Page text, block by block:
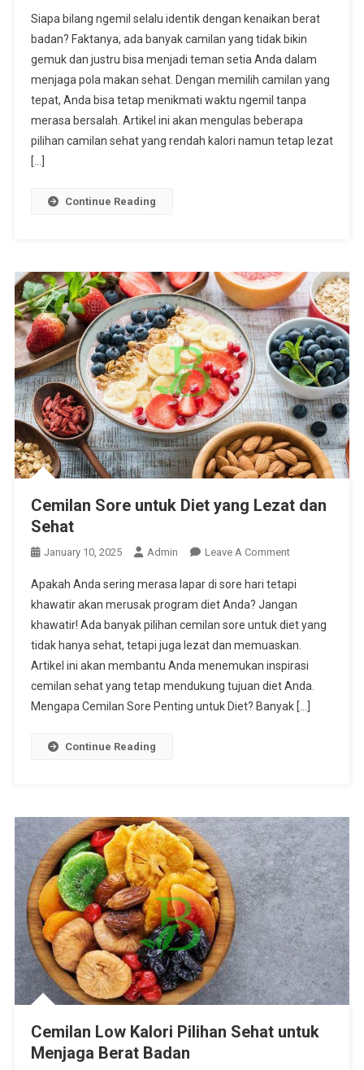
Camilan
Yang
Tidak
Bikin
Gemuk
Agar
Ngemil
Siapa bilang ngemil selalu identik dengan kenaikan berat
badan? Faktanya, ada banyak camilan yang tidak bikin
gemuk dan justru bisa menjadi teman setia Anda dalam
menjaga pola makan sehat. Dengan memilih camilan yang
tepat, Anda bisa tetap menikmati waktu ngemil tanpa
merasa bersalah. Artikel ini akan mengulas beberapa
pilihan camilan sehat yang rendah kalori namun tetap lezat
[…]
Continue Reading
Cemilan Sore untuk Diet yang Lezat dan
Sehat
January 10, 2025 Admin Leave A CommentOn
Sore
Untuk
Diet
Yang
Lezat
Dan
Sehat
Apakah Anda sering merasa lapar di sore hari tetapi
khawatir akan merusak program diet Anda? Jangan
khawatir! Ada banyak pilihan cemilan sore untuk diet yang
tidak hanya sehat, tetapi juga lezat dan memuaskan.
Artikel ini akan membantu Anda menemukan inspirasi
cemilan sehat yang tetap mendukung tujuan diet Anda.
Mengapa Cemilan Sore Penting untuk Diet? Banyak […]
Continue Reading
Cemilan Low Kalori Pilihan Sehat untuk
Menjaga Berat Badan